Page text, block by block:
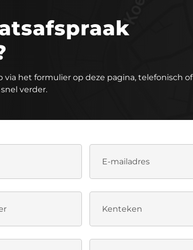
het formulier op deze pagina, telefonisch of
verder.